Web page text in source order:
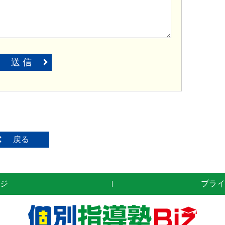
送 信
戻る
プラ